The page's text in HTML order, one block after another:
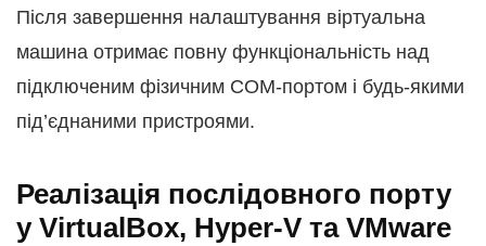
Після завершення налаштування віртуальна
машина отримає повну функціональність над
підключеним фізичним COM-портом і будь-якими
під’єднаними пристроями.
Реалізація послідовного порту
у VirtualBox, Hyper-V та VMware